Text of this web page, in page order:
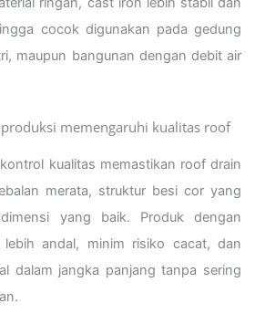
cocok digunakan pada gedung
maupun bangunan dengan debit air
memengaruhi kualitas roof
kualitas memastikan roof drain
merata, struktur besi cor yang
yang baik. Produk dengan
andal, minim risiko cacat, dan
dalam jangka panjang tanpa sering